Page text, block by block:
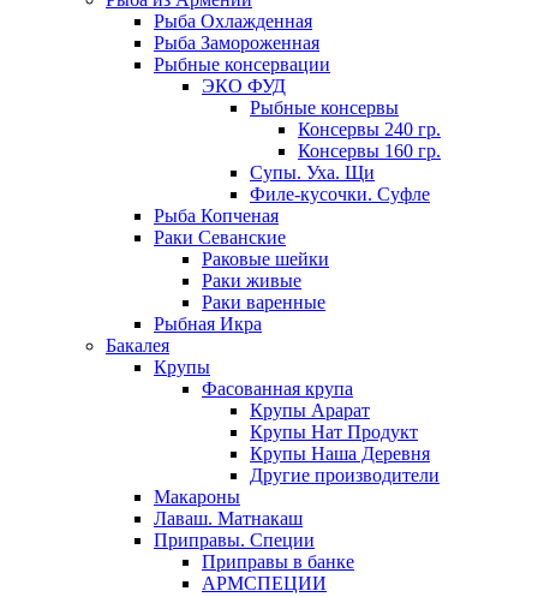
Рыба Охлажденная
Рыба Замороженная
Рыбные консервации
ЭКО ФУД
Рыбные консервы
Консервы 240 гр.
Консервы 160 гр.
Супы. Уха. Щи
Филе-кусочки. Суфле
Рыба Копченая
Раки Севанские
Раковые шейки
Раки живые
Раки варенные
Рыбная Икра
Бакалея
Крупы
Фасованная крупа
Крупы Арарат
Крупы Нат Продукт
Крупы Наша Деревня
Другие производители
Макароны
Лаваш. Матнакаш
Приправы. Специи
Приправы в банке
АРМСПЕЦИИ